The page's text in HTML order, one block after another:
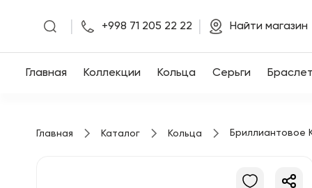
Главная
+998 71 205 22 22 Найти магазин
Главная Коллекции Кольца Серьги
Главная Каталог Кольца Бриллиантовое